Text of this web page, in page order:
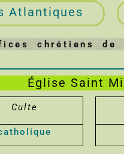
Atlantiques
chrétiens de
Église Saint
Culte